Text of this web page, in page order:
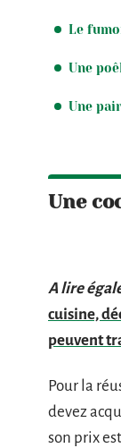
Le
Une
Une
Une
A lire
cuisine,
peuvent
Pour la
devez
son prix